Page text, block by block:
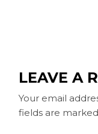
LEAVE A
Your email
fields are marked